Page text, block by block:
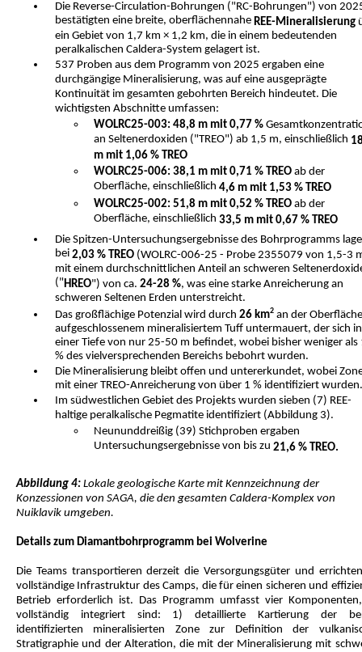
Die Reverse-Circulation-Bohrungen ("RC-Bohrungen") von
bestätigten eine breite, oberflächennahe REE-Mineralisierung
ein Gebiet von 1,7 km × 1,2 km, die in einem bedeutenden
peralkalischen Caldera-System gelagert ist.
537 Proben aus dem Programm von 2025 ergaben eine
durchgängige Mineralisierung, was auf eine ausgeprägte
Kontinuität im gesamten gebohrten Bereich hindeutet. Die
wichtigsten Abschnitte umfassen:
WOLRC25-003: 48,8 m mit 0,77 %
an Seltenerdoxiden ("TREO") ab 1,5 m, einschließlich
m mit 1,06 % TREO
WOLRC25-006: 38,1 m mit 0,71 % TREO ab der
Oberfläche, einschließlich 4,6 m mit 1,53 % TREO
WOLRC25-002: 51,8 m mit 0,52 % TREO ab der
Oberfläche, einschließlich 33,5 m mit 0,67 % TREO
Die Spitzen-Untersuchungsergebnisse des Bohrprogramms
bei 2,03 % TREO(WOLRC-006-25 - Probe 2355079 von 1,5-3
mit einem durchschnittlichen Anteil an schweren
("HREO") von ca. 24-28 %, was eine starke Anreicherung an
schweren Seltenen Erden unterstreicht.
Das großflächige Potenzial wird durch 26 km2 an der Oberfläche
aufgeschlossenem mineralisiertem Tuff untermauert, der sich in
einer Tiefe von nur 25-50 m befindet, wobei bisher weniger als
% des vielversprechenden Bereichs bebohrt wurden.
Die Mineralisierung bleibt offen und untererkundet, wobei
mit einer TREO-Anreicherung von über 1 % identifiziert wurden.
Im südwestlichen Gebiet des Projekts wurden sieben (7) REE-
haltige peralkalische Pegmatite identifiziert (Abbildung 3).
Neununddreißig (39) Stichproben ergaben
Untersuchungsergebnisse von bis zu 21,6 % TREO.
Abbildung 4: Lokale geologische Karte mit Kennzeichnung der
Konzessionen von SAGA, die den gesamten Caldera-Komplex von
Nuiklavik umgeben.
Details zum Diamantbohrprogramm bei Wolverine
Die Teams transportieren derzeit die Versorgungsgüter und
vollständige Infrastruktur des Camps, die für einen sicheren und
Betrieb erforderlich ist. Das Programm umfasst vier
vollständig integriert sind: 1) detaillierte Kartierung der
identifizierten mineralisierten Zone zur Definition der
Stratigraphie und der Alteration, die mit der Mineralisierung mit